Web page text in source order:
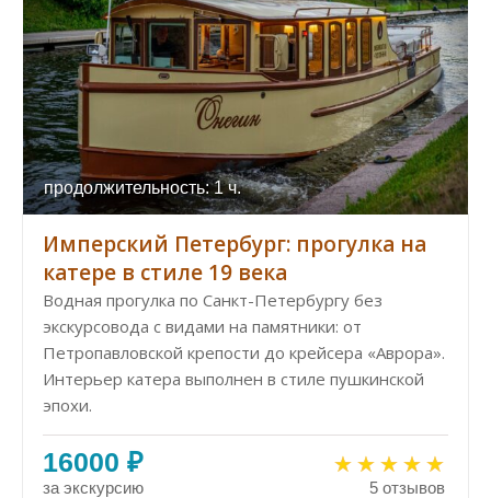
продолжительность: 1 ч.
Имперский Петербург: прогулка на
катере в стиле 19 века
Водная прогулка по Санкт-Петербургу без
экскурсовода с видами на памятники: от
Петропавловской крепости до крейсера «Аврора».
Интерьер катера выполнен в стиле пушкинской
эпохи.
16000 ₽
за экскурсию 5 отзывов